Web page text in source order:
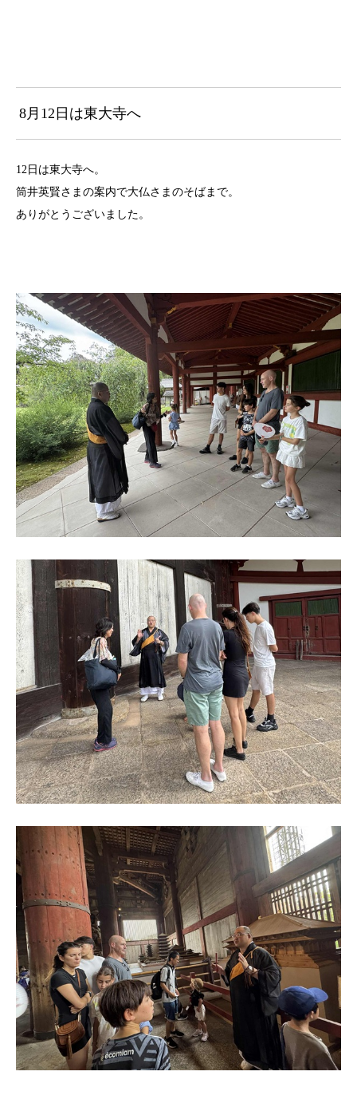
8月12日は東大寺へ
12日は東大寺へ。
筒井英賢さまの案内で大仏さまのそばまで。
ありがとうございました。